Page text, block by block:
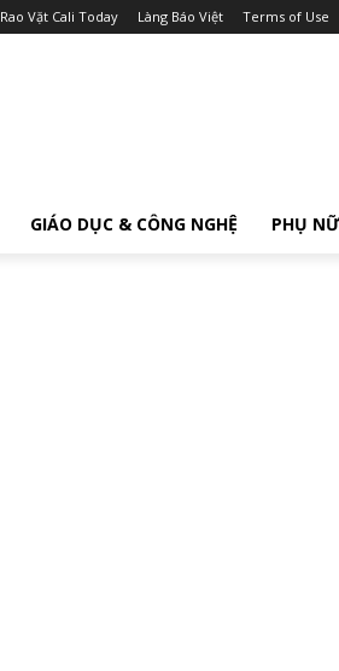
Rao Vặt Cali Today Làng Báo Việt Terms of Use
GIÁO DỤC & CÔNG NGHỆ PHỤ NỮ